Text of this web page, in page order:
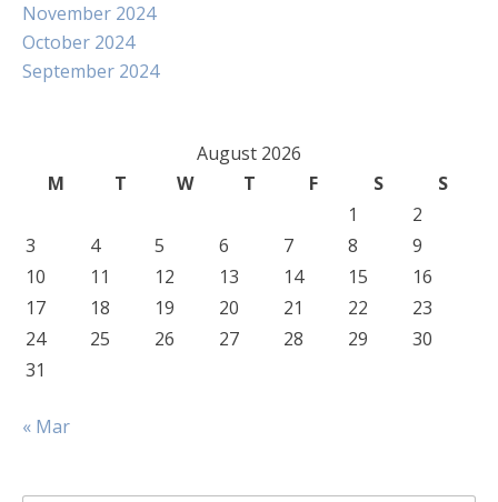
November 2024
October 2024
September 2024
August 2026
M
T W T F S
S
1
2
3
4 5 6 7 8
9
10
11 12 13 14 15
16
17
18 19 20 21 22
23
24
25 26 27 28 29
30
31
« Mar